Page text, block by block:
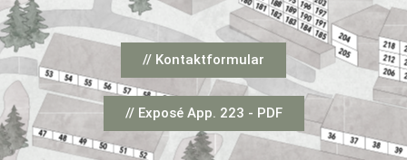
// Kontaktformular
// Exposé App. 223 - PDF